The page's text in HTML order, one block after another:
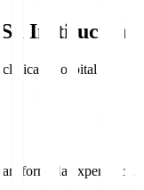
Institución
clínica u hospital
la experiencia